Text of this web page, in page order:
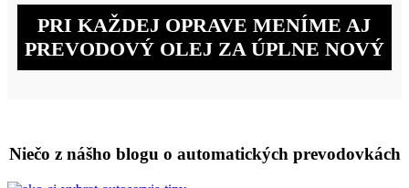
PRI KAŽDEJ OPRAVE MENÍME AJ
PREVODOVÝ OLEJ ZA ÚPLNE NOVÝ
Niečo z nášho blogu o automatických prevodovkách